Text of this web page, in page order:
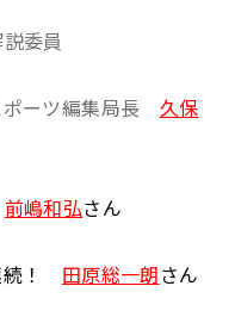
委員
ーツ編集局長 久保
前嶋和弘さん
続！ 田原総一朗さん